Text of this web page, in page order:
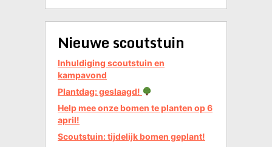
Nieuwe scoutstuin
Inhuldiging scoutstuin en
kampavond
Plantdag: geslaagd!
Help mee onze bomen te planten op 6
april!
Scoutstuin: tijdelijk bomen geplant!